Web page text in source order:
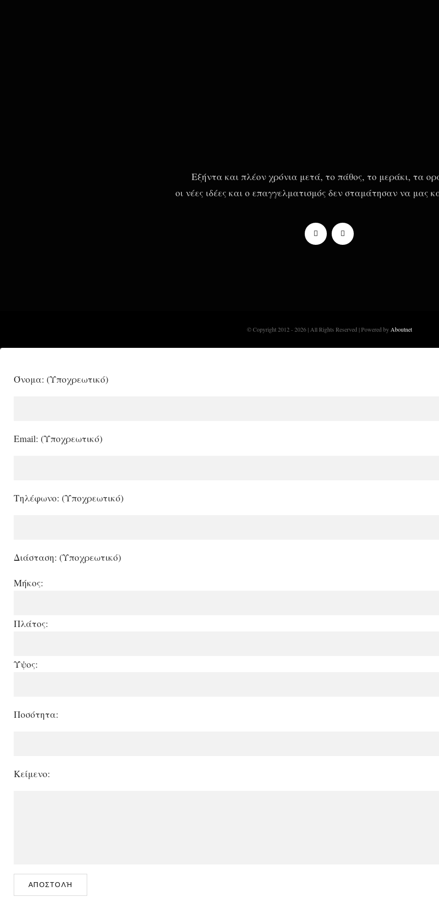
Εξήντα και πλέον χρόνια μετά, το πάθος, το μεράκι, τα
οι νέες ιδέες και ο επαγγελματισμός δεν σταμάτησαν να μας
© Copyright 2012 - 2026 | All Rights Reserved | Powered by Aboutnet
Όνομα: (Υποχρεωτικό)
Email: (Υποχρεωτικό)
Τηλέφωνο: (Υποχρεωτικό)
Διάσταση: (Υποχρεωτικό)
Μήκος:
Πλάτος:
Ύψος:
Ποσότητα:
Κείμενο: